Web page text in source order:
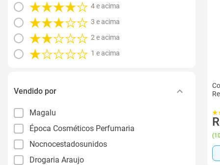
4 e acima
3 e acima
2 e acima
1 e acima
Vendido por
Magalu
Época Cosméticos Perfumaria
Nocnocestadosunidos
Drogaria Araujo
(